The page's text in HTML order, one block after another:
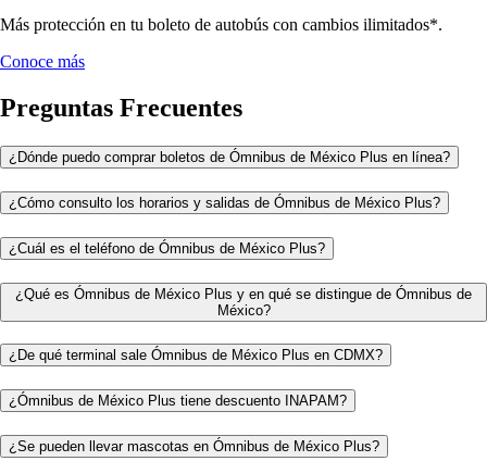
Más protección en tu boleto de autobús con cambios ilimitados*.
Conoce más
Preguntas Frecuentes
¿Dónde puedo comprar boletos de Ómnibus de México Plus en línea?
¿Cómo consulto los horarios y salidas de Ómnibus de México Plus?
¿Cuál es el teléfono de Ómnibus de México Plus?
¿Qué es Ómnibus de México Plus y en qué se distingue de Ómnibus de
México?
¿De qué terminal sale Ómnibus de México Plus en CDMX?
¿Ómnibus de México Plus tiene descuento INAPAM?
¿Se pueden llevar mascotas en Ómnibus de México Plus?